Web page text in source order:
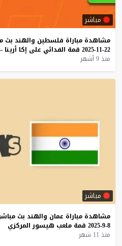
مباشر
مشاهدة مباراة فلسطين والهند بث
22-11-2025
قمة الفدائي على إكا أرينا –
منذ 9 أشهر
مباشر
مشاهدة مباراة عمان والهند بث
8-9-2025
قمة ملعب هيسور المركزي
منذ 11 شهر